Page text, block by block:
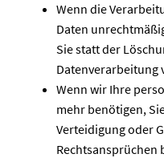
Wenn die
Daten
Sie statt der
Datenverarbeitung
Wenn wir Ihre
mehr benötigen,
Verteidigung oder
Rechtsansprüchen